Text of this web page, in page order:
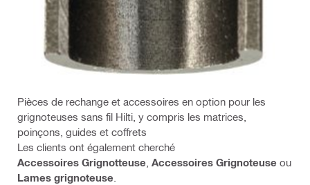
Pièces de rechange et accessoires en option pour les
grignoteuses sans fil Hilti, y compris les matrices,
poinçons, guides et coffrets
Les clients ont également cherché
Accessoires Grignotteuse Accessoires Grignoteuse ou
Lames grignoteuse